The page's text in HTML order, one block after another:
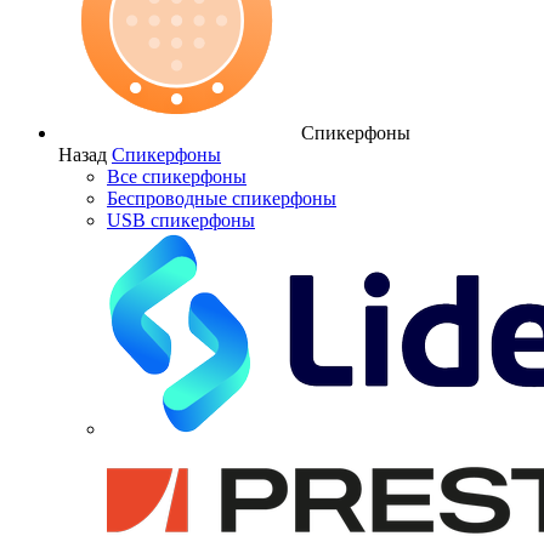
Спикерфоны
Назад Спикерфоны
Все спикерфоны
Беспроводные спикерфоны
USB спикерфоны